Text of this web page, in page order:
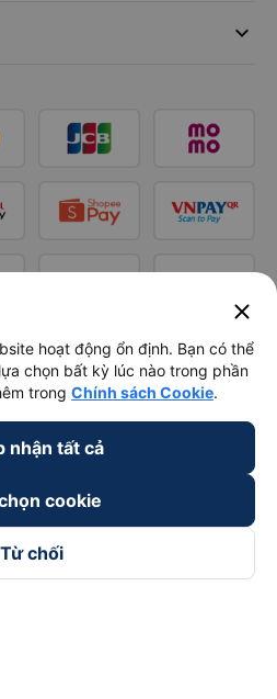
keyboard_arrow_down
close
hoạt động ổn định. Bạn có thể
chọn bất kỳ lúc nào trong phần
trong Chính sách Cookie.
nhận tất cả
cookie
Từ chối